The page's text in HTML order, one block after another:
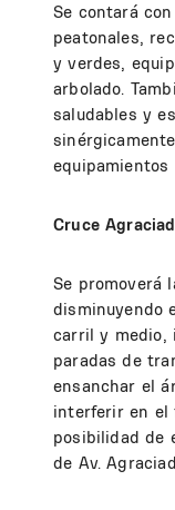
Se contará
peatonales,
y verdes,
arbolado.
saludables y
Cruce
Se promoverá
disminuyendo
carril y medio,
paradas de
ensanchar el
interferir en el
posibilidad de
de Av.